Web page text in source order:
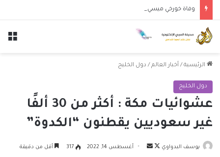
وفاة خورخي ميسي والد النجم الأرجنتيني ليونيل ميسي عن عمر 68 عاماً
الرئيسية / أخبار العالم / دول الخليج
دول الخليج
عشوائيات مكة : أكثر من 30 ألفًا
غير سعوديين يقطنون “الكدوة”
يوسف البدواوي
تابعأرسل أغسطس 14, 2022 317 أقل من دقيقة